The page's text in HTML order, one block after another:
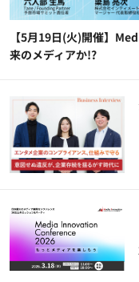
【5月19日(火)開催】
来のメディアか!?